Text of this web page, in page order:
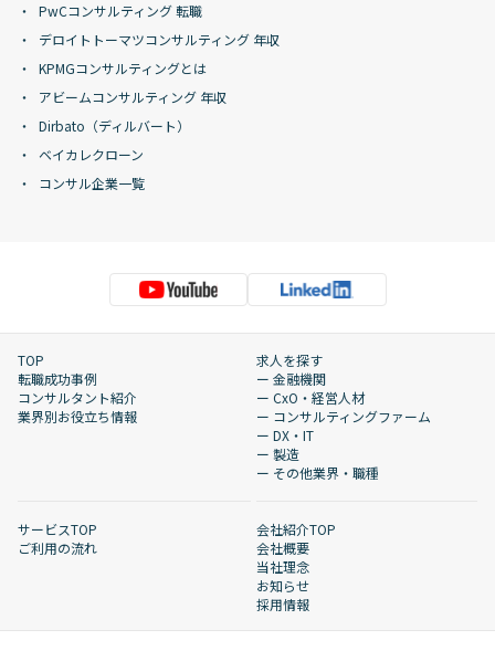
PwCコンサルティング 転職
デロイトトーマツコンサルティング 年収
KPMGコンサルティングとは
アビームコンサルティング 年収
Dirbato（ディルバート）
ベイカレクローン
コンサル企業一覧
TOP
転職成功事例
コンサルタント紹介
業界別お役立ち情報
求人を探す
ー 金融機関
ー CxO・経営人材
ー コンサルティングファーム
ー DX・IT
ー 製造
ー その他業界・職種
サービスTOP
ご利用の流れ
会社紹介TOP
会社概要
当社理念
お知らせ
採用情報